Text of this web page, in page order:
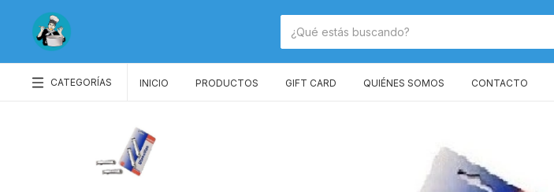
CATEGORÍAS INICIO PRODUCTOS GIFT CARD QUIÉNES SOMOS CONTACTO